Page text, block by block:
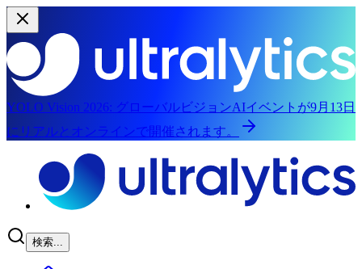
YOLO Vision 2026: グローバルビジョンAIイベントが9月13日
にリアルとオンラインで開催されます。
検索...